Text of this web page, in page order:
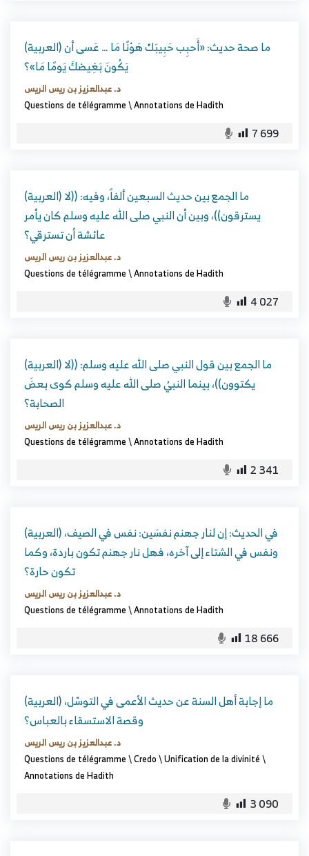
(العربية) ما صحة حديث: «أَحبِب حَبِيبَك هَوْنًا مَا … عَسى أن
يَكُونَ بَغِيضكَ يَومًا مَا»؟
د. عبدالعزيز بن ريس الريس
Questions de télégramme\Annotations de Hadith
7 699
(العربية) ما الجمع بين حديث السبعين ألفاً، وفيه: ((لا
يسترقون))، وبين أن النبي صلى الله عليه وسلم كان يأمر
عائشة أن تسترقي؟
د. عبدالعزيز بن ريس الريس
Questions de télégramme\Annotations de Hadith
4 027
(العربية) ما الجمع بين قول النبي صلى الله عليه وسلم: ((لا
يكتوون))، بينما النبيُ صلى الله عليه وسلم كوى بعضَ
الصحابة؟
د. عبدالعزيز بن ريس الريس
Questions de télégramme\Annotations de Hadith
2 341
(العربية) في الحديث: إن لنار جهنم نفسَين: نفس في الصيف،
ونفس في الشتاء إلى آخره، فهل نار جهنم تكون باردة، وكما
تكون حارة؟
د. عبدالعزيز بن ريس الريس
Questions de télégramme\Annotations de Hadith
18 666
(العربية) ما إجابة أهل السنة عن حديث الأعمى في التوسّل،
وقصة الاستسقاء بالعباس؟
د. عبدالعزيز بن ريس الريس
Questions de télégramme\Credo\Unification de la divinité\
Annotations de Hadith
3 090